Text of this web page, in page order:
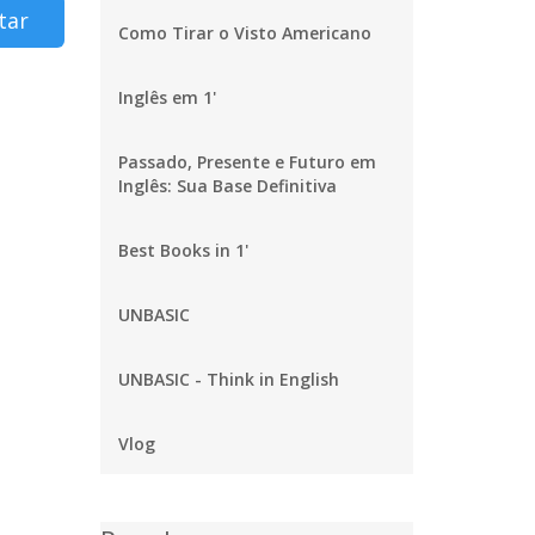
Como Tirar o Visto Americano
Inglês em 1'
Passado, Presente e Futuro em
Inglês: Sua Base Definitiva
Best Books in 1'
UNBASIC
UNBASIC - Think in English
Vlog